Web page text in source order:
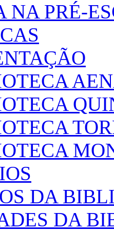
NA PRÉ-
DA
DA